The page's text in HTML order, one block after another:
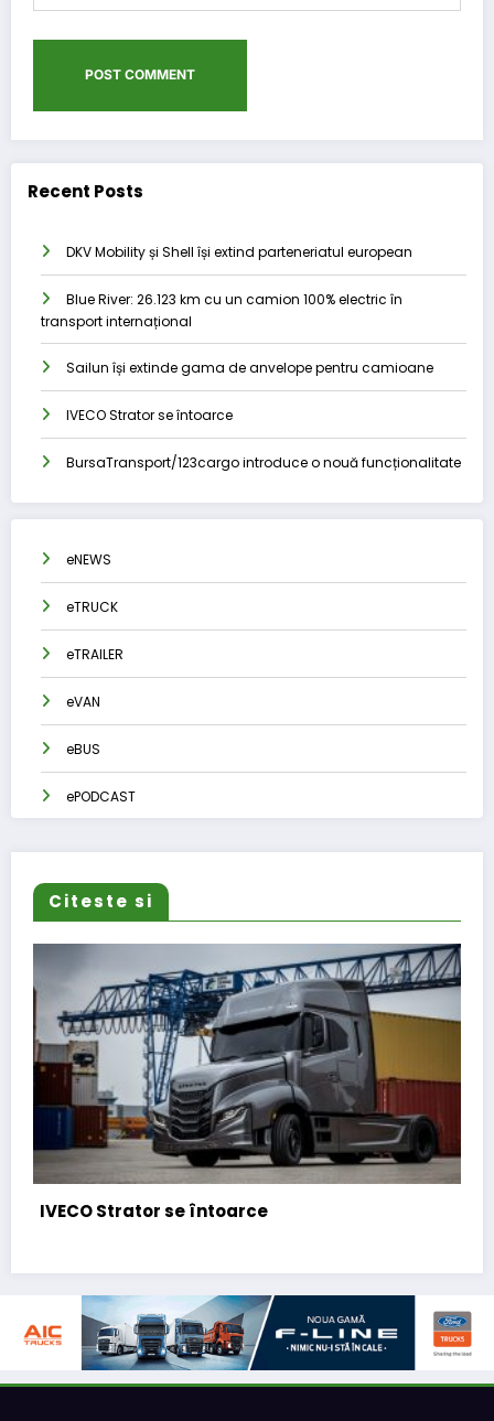
Recent Posts
DKV Mobility și Shell își extind parteneriatul european
Blue River: 26.123 km cu un camion 100% electric în
transport internațional
Sailun își extinde gama de anvelope pentru camioane
IVECO Strator se întoarce
BursaTransport/123cargo introduce o nouă funcționalitate
eNEWS
eTRUCK
eTRAILER
eVAN
eBUS
ePODCAST
Citeste si
funcționalitate